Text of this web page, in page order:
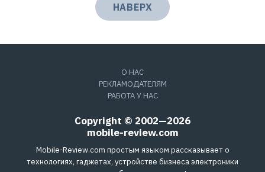
НАВЕРХ
О НАС
РЕКЛАМОДАТЕЛЯМ
РАБОТА У НАС
Copyright © 2002—2026
mobile-review.com
Mobile-Review.com простым языком рассказывает о
технологиях, гаджетах, устройстве бизнеса электроники